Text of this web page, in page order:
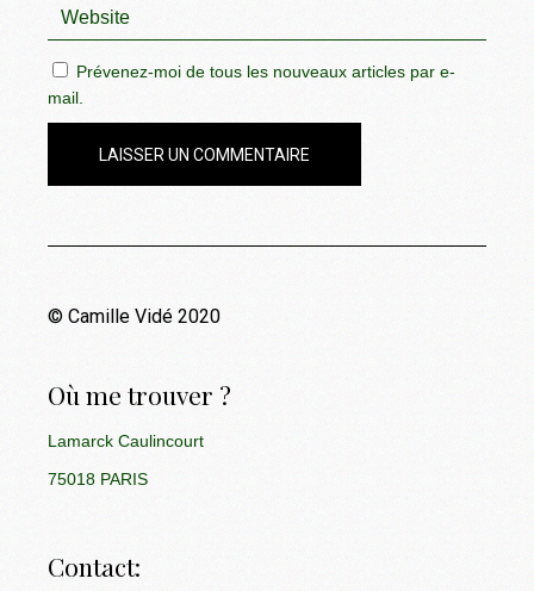
Prévenez-moi de tous les nouveaux articles par e-
mail.
LAISSER UN COMMENTAIRE
© Camille Vidé 2020
Où me trouver ?
Lamarck Caulincourt
75018 PARIS
Contact: